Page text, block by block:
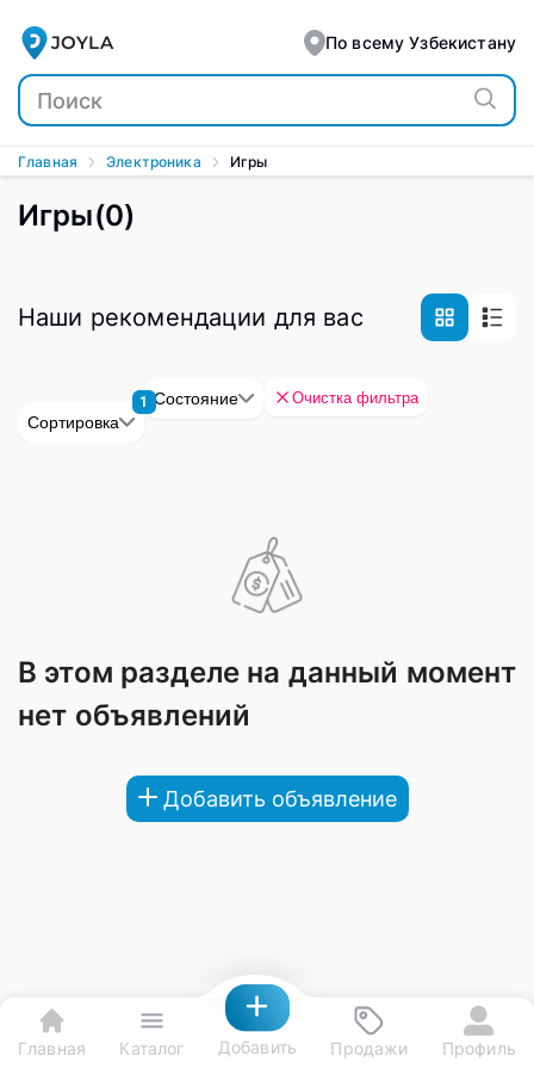
JOYLA По всему Узбекистану
Главная Электроника Игры
Игры(0)
Наши рекомендации для вас
Сортировка
1 Состояние Очистка фильтра
В этом разделе на данный момент
нет объявлений
Добавить объявление
Главная Каталог Добавить Продажи Профиль